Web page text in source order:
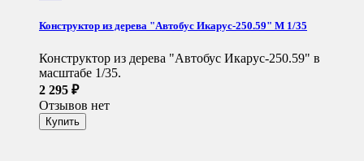
Конструктор из дерева "Автобус Икарус-250.59" М 1/35
Конструктор из дерева "Автобус Икарус-250.59" в
масштабе 1/35.
2 295 ₽
Отзывов нет